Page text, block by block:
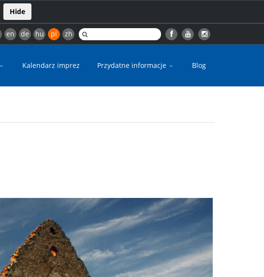
Hide
en de hu pl zh
Kalendarz imprez Przydatne informacje Blog